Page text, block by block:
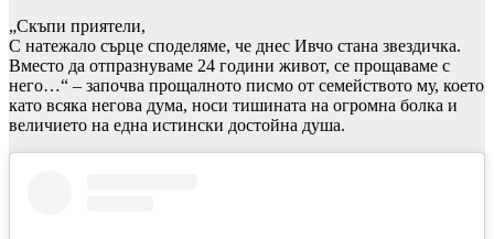
„Скъпи приятели,
С натежало сърце споделяме, че днес Ивчо стана звездичка.
Вместо да отпразнуваме 24 години живот, се прощаваме с
него…“ – започва прощалното писмо от семейството му, което
като всяка негова дума, носи тишината на огромна болка и
величието на една истински достойна душа.